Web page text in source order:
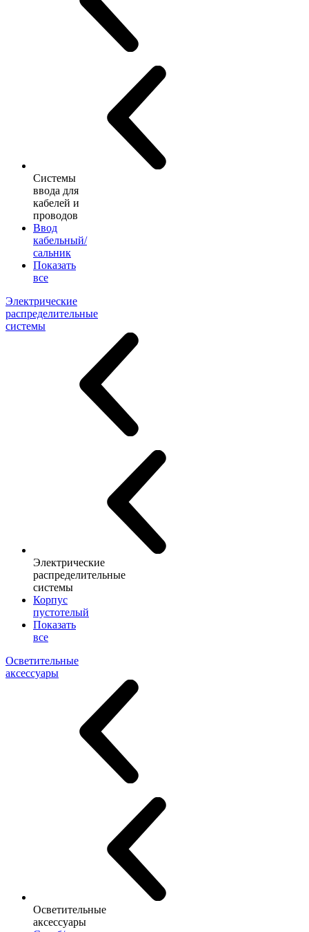
Системы
ввода для
кабелей и
проводов
Ввод
кабельный/
сальник
Показать
все
Электрические
распределительные
системы
Электрические
распределительные
системы
Корпус
пустотелый
Показать
все
Осветительные
аксессуары
Осветительные
аксессуары